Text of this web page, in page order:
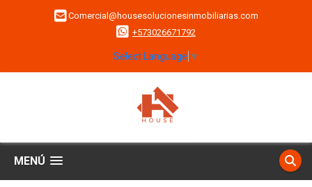
Comercial@housesolucionesinmobiliarias.com
+573026671792
Select Language ▼
MENÚ